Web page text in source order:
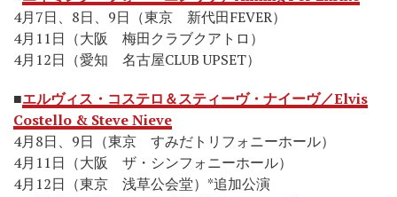
4月7日、8日、9日（東京 新代田FEVER）
4月11日（大阪 梅田クラブクアトロ）
4月12日（愛知 名古屋CLUB UPSET）
■エルヴィス・コステロ＆スティーヴ・ナイーヴ／Elvis
Costello & Steve Nieve
4月8日、9日（東京 すみだトリフォニーホール）
4月11日（大阪 ザ・シンフォニーホール）
4月12日（東京 浅草公会堂）*追加公演